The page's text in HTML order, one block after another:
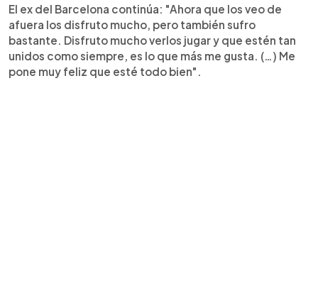
El ex del Barcelona continúa: "Ahora que los veo de
afuera los disfruto mucho, pero también sufro
bastante. Disfruto mucho verlos jugar y que estén tan
unidos como siempre, es lo que más me gusta. (…) Me
pone muy feliz que esté todo bien".